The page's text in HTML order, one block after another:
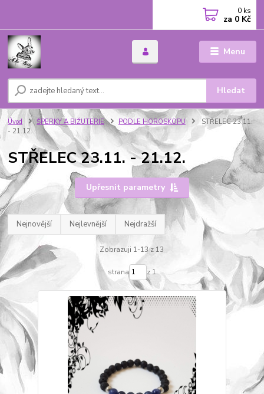
Menu
Hledat
0 ks
za 0 Kč
Úvod ŠPERKY A BIŽUTERIE PODLE HOROSKOPU
STŘELEC 23.11.
- 21.12.
STŘELEC 23.11. - 21.12.
Upřesnit parametry
Nejnovější Nejlevnější Nejdražší
Zobrazuji 1-13 z 13
strana z 1